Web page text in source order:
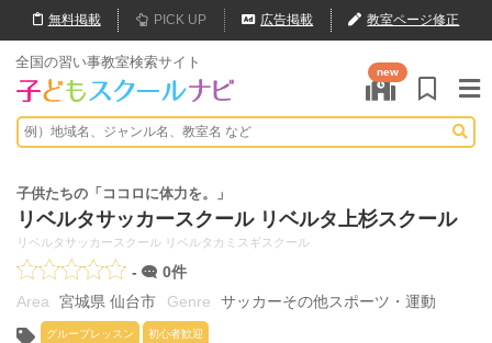
無料掲載 PICK UP 広告掲載 教室ページ修正
全国の習い事教室検索サイト
new
子供たちの「ココロに体力を。」
リベルタサッカースクール リベルタ上杉スクール
リベルタサッカースクール リベルタカミスギスクール
-
0件
宮城県 仙台市
サッカーその他スポーツ・運動
グループレッスン 初心者歓迎